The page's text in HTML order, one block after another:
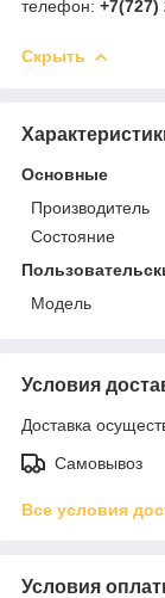
телефон: +7(727)
Скрыть
Основные
Производитель
Состояние
Модель
Условия
Доставка
Самовывоз
Все условия
Условия